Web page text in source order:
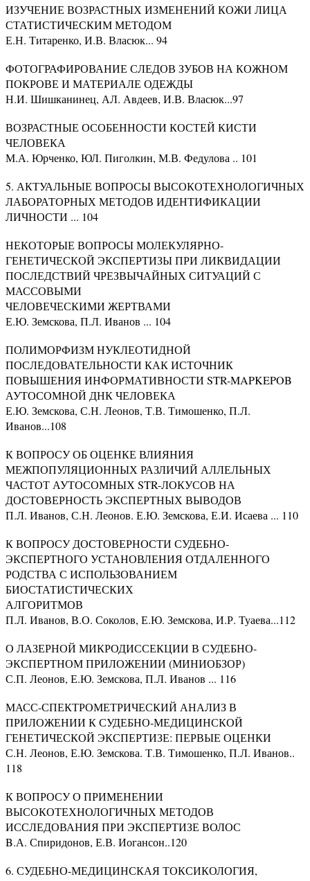
ИЗУЧЕНИЕ ВОЗРАСТНЫХ ИЗМЕНЕНИЙ КОЖИ ЛИЦА
СТАТИСТИЧЕСКИМ МЕТОДОМ
Е.Н. Титаренко, И.В. Власюк... 94
ФОТОГРАФИРОВАНИЕ СЛЕДОВ ЗУБОВ НА КОЖНОМ
ПОКРОВЕ И МАТЕРИАЛЕ ОДЕЖДЫ
Н.И. Шишканинец, АЛ. Авдеев, И.В. Власюк...97
ВОЗРАСТНЫЕ ОСОБЕННОСТИ КОСТЕЙ КИСТИ
ЧЕЛОВЕКА
М.А. Юрченко, ЮЛ. Пиголкин, М.В. Федулова .. 101
5. АКТУАЛЬНЫЕ ВОПРОСЫ ВЫСОКОТЕХНОЛОГИЧНЫХ
ЛАБОРАТОРНЫХ МЕТОДОВ ИДЕНТИФИКАЦИИ
ЛИЧНОСТИ ... 104
НЕКОТОРЫЕ ВОПРОСЫ МОЛЕКУЛЯРНО-
ГЕНЕТИЧЕСКОЙ ЭКСПЕРТИЗЫ ПРИ ЛИКВИДАЦИИ
ПОСЛЕДСТВИЙ ЧРЕЗВЫЧАЙНЫХ СИТУАЦИЙ С
МАССОВЫМИ
ЧЕЛОВЕЧЕСКИМИ ЖЕРТВАМИ
Е.Ю. Земскова, П.Л. Иванов ... 104
ПОЛИМОРФИЗМ НУКЛЕОТИДНОЙ
ПОСЛЕДОВАТЕЛЬНОСТИ КАК ИСТОЧНИК
ПОВЫШЕНИЯ ИНФОРМАТИВНОСТИ STR-MAPKEPOB
АУТОСОМНОЙ ДНК ЧЕЛОВЕКА
Е.Ю. Земскова, С.Н. Леонов, Т.В. Тимошенко, П.Л.
Иванов...108
К ВОПРОСУ ОБ ОЦЕНКЕ ВЛИЯНИЯ
МЕЖПОПУЛЯЦИОННЫХ РАЗЛИЧИЙ АЛЛЕЛЬНЫХ
ЧАСТОТ АУТОСОМНЫХ STR-ЛОКУСОВ НА
ДОСТОВЕРНОСТЬ ЭКСПЕРТНЫХ ВЫВОДОВ
П.Л. Иванов, С.Н. Леонов. Е.Ю. Земскова, Е.И. Исаева ... 110
К ВОПРОСУ ДОСТОВЕРНОСТИ СУДЕБНО-
ЭКСПЕРТНОГО УСТАНОВЛЕНИЯ ОТДАЛЕННОГО
РОДСТВА С ИСПОЛЬЗОВАНИЕМ
БИОСТАТИСТИЧЕСКИХ
АЛГОРИТМОВ
П.Л. Иванов, В.О. Соколов, Е.Ю. Земскова, И.Р. Туаева...112
О ЛАЗЕРНОЙ МИКРОДИССЕКЦИИ В СУДЕБНО-
ЭКСПЕРТНОМ ПРИЛОЖЕНИИ (МИНИОБЗОР)
С.П. Леонов, Е.Ю. Земскова, П.Л. Иванов ... 116
МАСС-СПЕКТРОМЕТРИЧЕСКИЙ АНАЛИЗ В
ПРИЛОЖЕНИИ К СУДЕБНО-МЕДИЦИНСКОЙ
ГЕНЕТИЧЕСКОЙ ЭКСПЕРТИЗЕ: ПЕРВЫЕ ОЦЕНКИ
С.Н. Леонов, Е.Ю. Земскова. Т.В. Тимошенко, П.Л. Иванов..
118
К ВОПРОСУ О ПРИМЕНЕНИИ
ВЫСОКОТЕХНОЛОГИЧНЫХ МЕТОДОВ
ИССЛЕДОВАНИЯ ПРИ ЭКСПЕРТИЗЕ ВОЛОС
B.А. Спиридонов, Е.В. Иогансон..120
6. СУДЕБНО-МЕДИЦИНСКАЯ ТОКСИКОЛОГИЯ,